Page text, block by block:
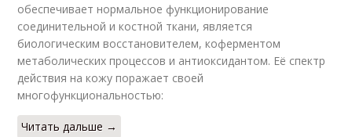
обеспечивает нормальное функционирование
соединительной и костной ткани, является
биологическим восстановителем, коферментом
метаболических процессов и антиоксидантом. Её спектр
действия на кожу поражает своей
многофункциональностью:
Читать дальше →